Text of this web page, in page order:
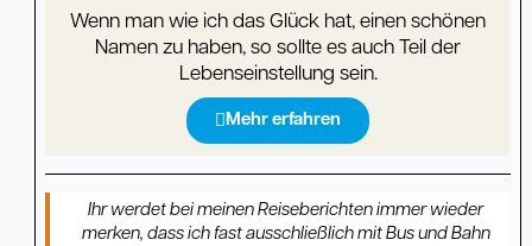
Wenn man wie ich das Glück hat, einen schönen
Namen zu haben, so sollte es auch Teil der
Lebenseinstellung sein.
Mehr erfahren
Ihr werdet bei meinen Reiseberichten immer wieder
merken, dass ich fast ausschließlich mit Bus und Bahn